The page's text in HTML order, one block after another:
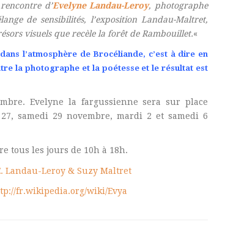
d’Evelyne Landau-Leroy, photographe
de sensibilités, l’exposition Landau-Maltret,
visuels que recèle la forêt de Rambouillet.«
l’atmosphère de Brocéliande, c’est à dire en
la photographe et la poétesse et le résultat est
Evelyne la fargussienne sera sur place
samedi 29 novembre, mardi 2 et samedi 6
tous les jours de 10h à 18h.
fr.wikipedia.org/wiki/Evya